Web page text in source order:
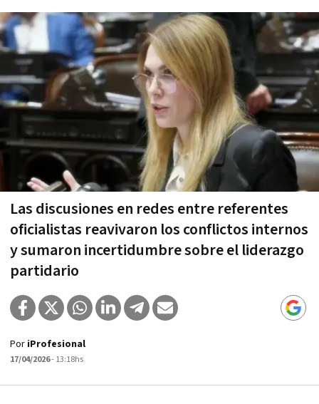
Las discusiones en redes entre referentes
oficialistas reavivaron los conflictos internos
y sumaron incertidumbre sobre el liderazgo
partidario
Por iProfesional
17/04/2026- 13:18hs